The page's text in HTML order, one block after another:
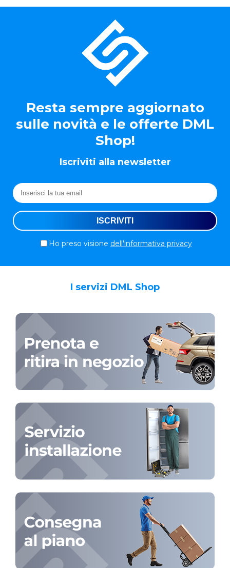
Resta sempre aggiornato
sulle novità e le offerte DML
Shop!
Iscriviti alla newsletter
Ho preso visione dell'informativa privacy
I servizi DML Shop